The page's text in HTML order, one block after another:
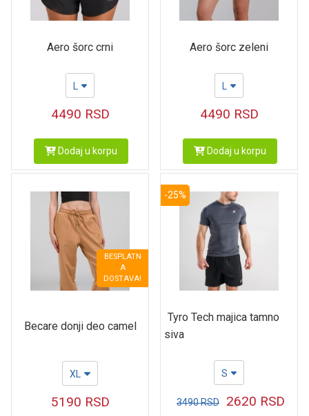
Aero šorc crni
L
4490 RSD
Dodaj u korpu
Aero šorc zeleni
L
4490 RSD
Dodaj u korpu
BESPLATN
A
DOSTAVA!
Becare donji deo camel
XL
5190 RSD
-25%
Tyro Tech majica tamno
siva
S
3490RSD 2620 RSD